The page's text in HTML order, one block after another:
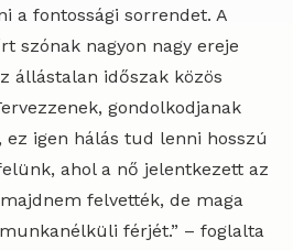
a fontossági sorrendet. A
szónak nagyon nagy ereje
állástalan időszak közös
gondolkodjanak
igen hálás tud lenni hosszú
ahol a nő jelentkezett az
felvették, de maga
férjét.” – foglalta